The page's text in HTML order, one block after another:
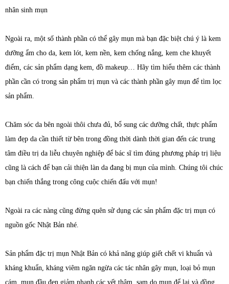
nhân sinh mụn
Ngoài ra, một số thành phần có thể gây mụn mà bạn đặc biệt chú ý là kem
dưỡng ẩm cho da, kem lót, kem nền, kem chống nắng, kem che khuyết
điểm, các sản phẩm dạng kem, đồ makeup… Hãy tìm hiểu thêm các thành
phần cần có trong sản phẩm trị mụn và các thành phần gây mụn để tìm lọc
sản phẩm.
Chăm sóc da bên ngoài thôi chưa đủ, bổ sung các dưỡng chất, thực phẩm
làm đẹp da cần thiết từ bên trong đồng thời dành thời gian đến các trung
tâm điều trị da liễu chuyên nghiệp để bác sĩ tìm đúng phương pháp trị liệu
cũng là cách để bạn cải thiện làn da đang bị mụn của mình. Chúng tôi chúc
bạn chiến thắng trong công cuộc chiến đấu với mụn!
Ngoài ra các nàng cũng đừng quên sử dụng các sản phẩm đặc trị mụn có
nguồn gốc Nhật Bản nhé.
Sản phẩm đặc trị mụn Nhật Bản có khả năng giúp giết chết vi khuẩn và
kháng khuẩn, kháng viêm ngăn ngừa các tác nhân gây mụn, loại bỏ mụn
cám, mụn đầu đen giảm nhanh các vết thâm, sạm do mụn để lại và đồng